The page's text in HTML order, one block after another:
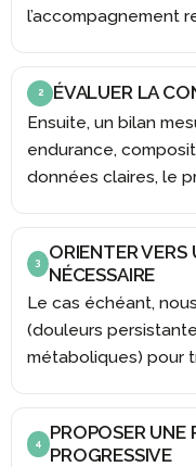
l’accompagnement
2 ÉVALUER LA
Ensuite, un bilan
endurance,
données claires, le
3
ORIENTER VERS
NÉCESSAIRE
Le cas échéant,
(douleurs
métaboliques) pour
4
PROPOSER UNE
PROGRESSIVE